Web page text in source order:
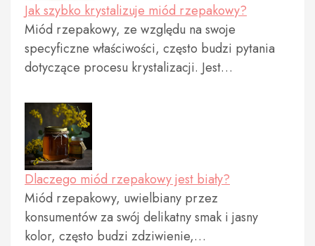
Jak szybko krystalizuje miód rzepakowy?
Miód rzepakowy, ze względu na swoje
specyficzne właściwości, często budzi pytania
dotyczące procesu krystalizacji. Jest…
Dlaczego miód rzepakowy jest biały?
Miód rzepakowy, uwielbiany przez
konsumentów za swój delikatny smak i jasny
kolor, często budzi zdziwienie,…